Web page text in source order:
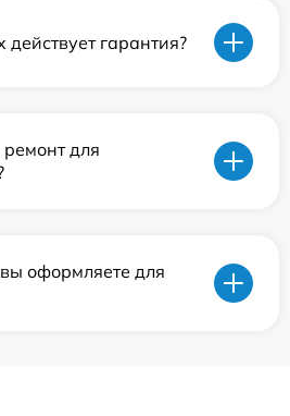
гарантия?
для
оформляете для